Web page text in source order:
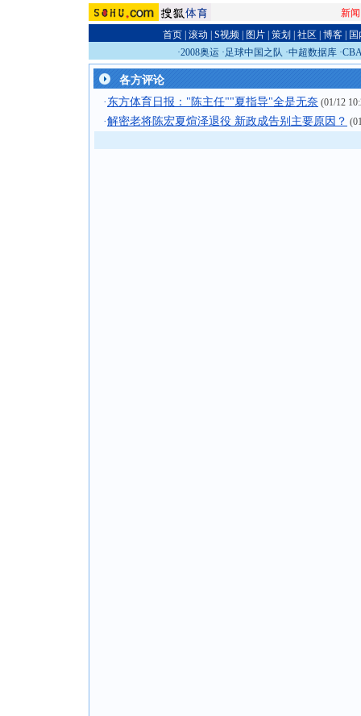
新闻
首页| 滚动 S视频| 图片| 策划 社区 博客|
国
·2008奥运 ·足球中国之队 ·中超数据库·
各方评论
· 东方体育日报："陈主任""夏指导"全是无奈 (01/12
·解密老将陈宏夏煊泽退役 新政成告别主要原因？